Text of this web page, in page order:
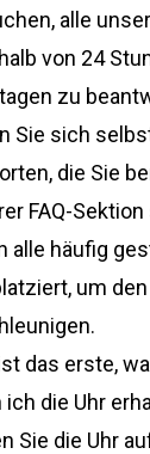
alle
von 24
zu
Sie sich
die Sie
FAQ-
alle häufig
um
das erste,
ich die Uhr
Sie die Uhr